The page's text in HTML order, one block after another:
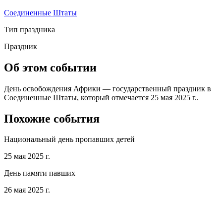
Соединенные Штаты
Тип праздника
Праздник
Об этом событии
День освобождения Африки — государственный праздник в
Соединенные Штаты, который отмечается 25 мая 2025 г..
Похожие события
Национальный день пропавших детей
25 мая 2025 г.
День памяти павших
26 мая 2025 г.